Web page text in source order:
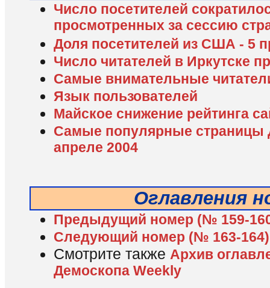
Число посетителей
просмотренных за сессию
Доля посетителей из США - 5
Число читателей в Иркутске
Самые внимательные
Язык пользователей
Майское снижение рейтинга
Самые популярные страницы
апреле 2004
Оглавления
Предыдущий номер (№ 159-
Следующий номер (№ 163-164)
Смотрите также Архив
Демоскопа Weekly